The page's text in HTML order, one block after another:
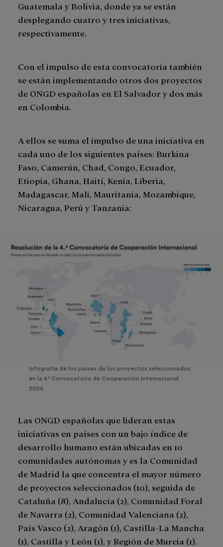
Guatemala y Bolivia, donde ya se están
desplegando cuatro y tres iniciativas,
respectivamente.
Con el impulso de esta convocatoria también
se están implementando otros dos proyectos
de ONGD españolas en El Salvador y dos más
en Colombia.
A ellos se suma el impulso de una iniciativa en
cada uno de los siguientes países: Burkina
Faso, Camerún, Chad, Congo, Ecuador,
Etiopia, Ghana, Haití, Kenia, Liberia,
Madagascar, Mali, Mauritania, Mozambique,
Nicaragua, Perú y Tanzania:
Infografía de los países de los proyectos seleccionados
en la 4ª Convocatoria de Cooperación Internacional
2024.
Las ONGD españolas que lideran estas
iniciativas en países con un bajo índice de
desarrollo humano están ubicadas en 10
comunidades autónomas y es la Comunidad
de Madrid la que concentra el mayor número
de proyectos seleccionados (10), seguida de
Cataluña (8), Andalucía (2), Comunidad Foral
de Navarra (2), Comunidad Valenciana (2),
País Vasco (2), Aragón (1), Castilla-La Mancha
(1), Castilla y León (1), y Región de Murcia (1).